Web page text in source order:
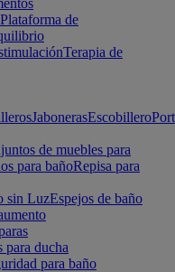
Plataforma de
Terapia de
JabonerasEscobillero
de muebles para
para bañoRepisa para
sin LuzEspejos de baño
para ducha
para baño